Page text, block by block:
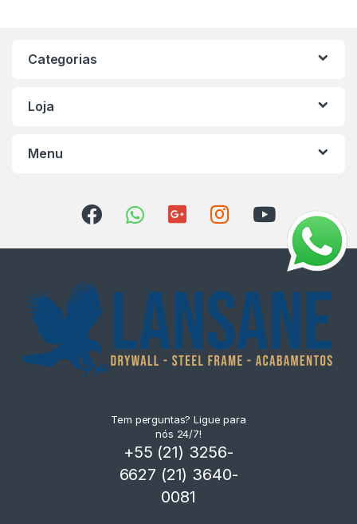
Categorias
Loja
Menu
Tem perguntas? Ligue para
nós 24/7!
+55 (21) 3256-
6627 (21) 3640-
0081